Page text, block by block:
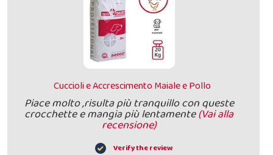
Cuccioli e Accrescimento Maiale e Pollo
Piace molto ,risulta più tranquillo con queste
crocchette e mangia più lentamente(Vai alla
recensione)
Verify the review